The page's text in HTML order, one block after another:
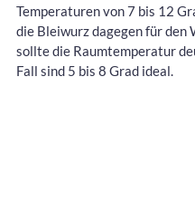
Temperaturen von 7 bis 12
die Bleiwurz dagegen für
sollte die Raumtemperatur
Fall sind 5 bis 8 Grad ideal.